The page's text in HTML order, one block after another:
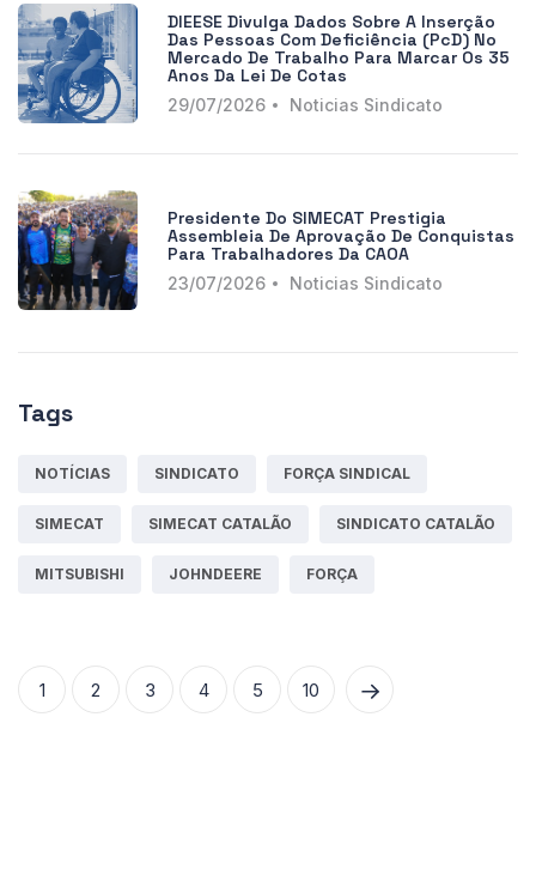
DIEESE Divulga Dados Sobre A Inserção
Das Pessoas Com Deficiência (PcD) No
Mercado De Trabalho Para Marcar Os 35
Anos Da Lei De Cotas
29/07/2026 Noticias Sindicato
Presidente Do SIMECAT Prestigia
Assembleia De Aprovação De Conquistas
Para Trabalhadores Da CAOA
23/07/2026 Noticias Sindicato
Tags
NOTÍCIAS SINDICATO FORÇA SINDICAL
SIMECAT SIMECAT CATALÃO SINDICATO CATALÃO
MITSUBISHI JOHNDEERE FORÇA
1 2 3 4 5 10